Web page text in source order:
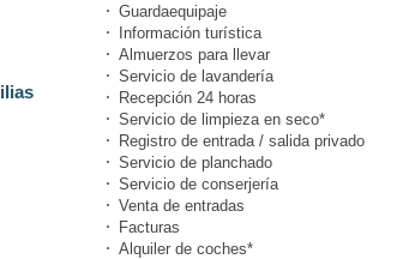
Guardaequipaje
Información turística
Almuerzos para llevar
Servicio de lavandería
Recepción 24 horas
Servicio de limpieza en seco*
Registro de entrada / salida privado
Servicio de planchado
Servicio de conserjería
Venta de entradas
Facturas
Alquiler de coches*